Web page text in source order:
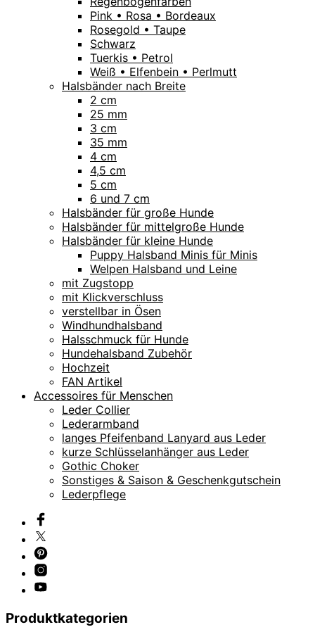
Pink • Rosa • Bordeaux
Rosegold • Taupe
Schwarz
Tuerkis • Petrol
Weiß • Elfenbein • Perlmutt
Halsbänder nach Breite
2 cm
25 mm
3 cm
35 mm
4 cm
4,5 cm
5 cm
6 und 7 cm
Halsbänder für große Hunde
Halsbänder für mittelgroße Hunde
Halsbänder für kleine Hunde
Puppy Halsband Minis für Minis
Welpen Halsband und Leine
mit Zugstopp
mit Klickverschluss
verstellbar in Ösen
Windhundhalsband
Halsschmuck für Hunde
Hundehalsband Zubehör
Hochzeit
FAN Artikel
Accessoires für Menschen
Leder Collier
Lederarmband
langes Pfeifenband Lanyard aus Leder
kurze Schlüsselanhänger aus Leder
Gothic Choker
Sonstiges & Saison & Geschenkgutschein
Lederpflege
Produktkategorien